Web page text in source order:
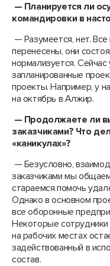
— Планируется ли
командировки в
— Разумеется, нет.
перенесены, они
нормализуется. Сейчас
запланированные
проекты. Например, у
на октябрь в Алжир.
— Продолжаете ли
заказчиками? Что
«каникулах»?
— Безусловно,
заказчиками мы
стараемся помочь
Однако в основном
все оборонные
Некоторые
на рабочих местах
задействованный в
состав.